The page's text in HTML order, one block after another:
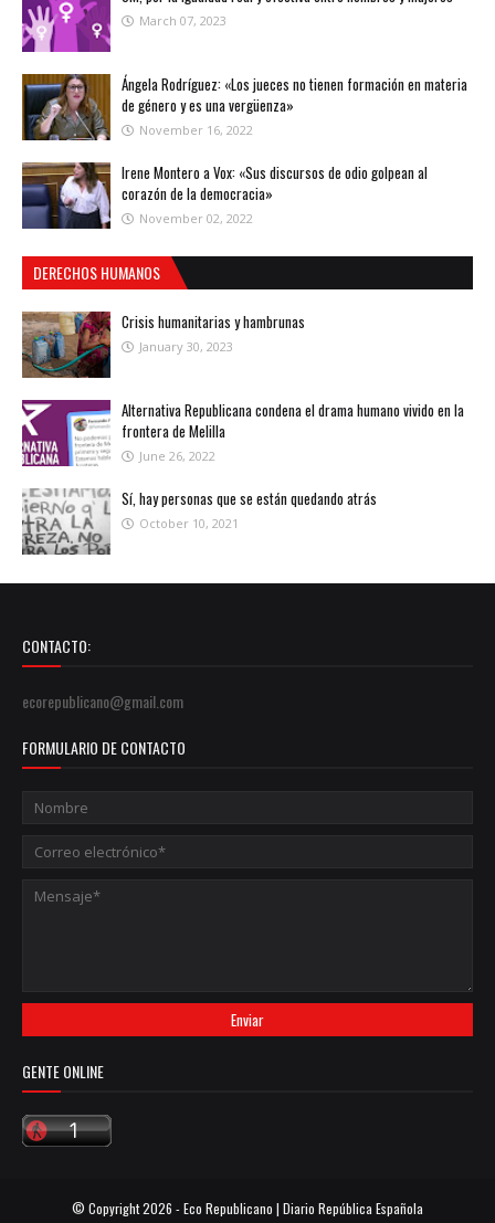
March 07, 2023
Ángela Rodríguez: «Los jueces no tienen formación en materia
de género y es una vergüenza»
November 16, 2022
Irene Montero a Vox: «Sus discursos de odio golpean al
corazón de la democracia»
November 02, 2022
DERECHOS HUMANOS
Crisis humanitarias y hambrunas
January 30, 2023
Alternativa Republicana condena el drama humano vivido en la
frontera de Melilla
June 26, 2022
Sí, hay personas que se están quedando atrás
October 10, 2021
CONTACTO:
ecorepublicano@gmail.com
FORMULARIO DE CONTACTO
GENTE ONLINE
© Copyright2026 -Eco Republicano | Diario República Española